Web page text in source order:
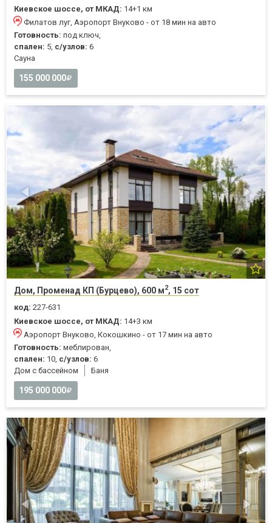
Киевское шоссе, от МКАД: 14+1 км
Филатов луг, Аэропорт Внуково - от 18 мин на авто
Готовность: под ключ,
спален: 5, с/узлов: 6
Cауна
155 000 000
Дом, Променад КП (Бурцево), 600 м2, 15 сот
код: 227-631
Киевское шоссе, от МКАД: 14+3 км
Аэропорт Внуково, Кокошкино - от 17 мин на авто
Готовность: меблирован,
спален: 10, с/узлов: 6
Дом с бассейном
Баня
195 000 000